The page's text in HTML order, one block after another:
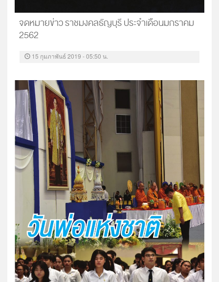
จดหมายข่าว ราชมงคลธัญบุรี ประจำเดือนมกราคม
2562
15 กุมภาพันธ์ 2019 - 05:50 น.